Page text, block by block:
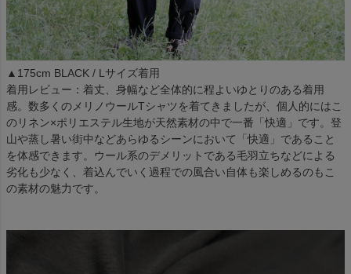
▲175cm BLACK / Lサイズ着用
着用レビュー：着丈、身幅など全体的に程よいゆとりのある着用
感。数多くのメリノウールTシャツを着てきましたが、個人的にはこ
のリネン×ポリエステル生地が天然素材の中で一番「快適」です。登
山や蒸し暑い街中などあらゆるシーンにおいて「快適」であること
を体感できます。ウール系のデメリットである毛羽立ちなどによる
劣化も少なく、着込んでいく過程での風合い自体も楽しめるのもこ
の素材の魅力です。